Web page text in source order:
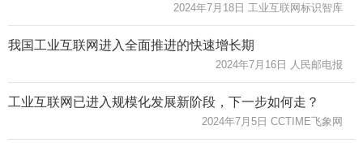
2024年7月18日 工业互联网标识智库
我国工业互联网进入全面推进的快速增长期
2024年7月16日 人民邮电报
工业互联网已进入规模化发展新阶段，下一步如何走？
2024年7月5日 CCTIME飞象网